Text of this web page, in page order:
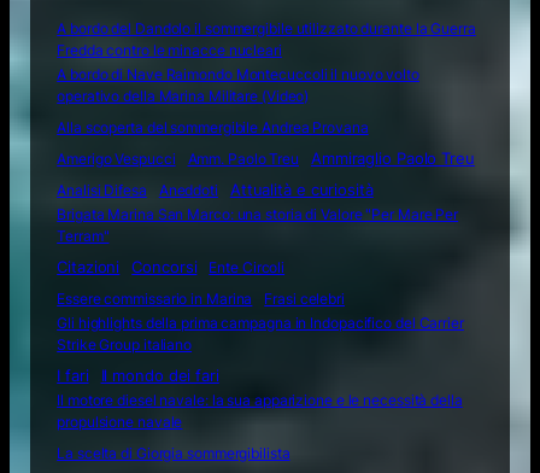
A bordo del Dandolo il sommergibile utilizzato durante la Guerra
Fredda contro le minacce nucleari
A bordo di Nave Raimondo Montecuccoli il nuovo volto
operativo della Marina Militare (Video)
Alla scoperta del sommergibile Andrea Provana
Amerigo Vespucci
Amm. Paolo Treu
Ammiraglio Paolo Treu
Analisi Difesa
Aneddoti Attualità e curiosità
Brigata Marina San Marco: una storia di Valore "Per Mare Per
Terram"
Citazioni
Concorsi
Ente Circoli
Essere commissario in Marina
Frasi celebri
Gli highlights della prima campagna in Indopacifico del Carrier
Strike Group italiano
I fari
Il mondo dei fari
Il motore diesel navale: la sua apparizione e le necessità della
propulsione navale
La scelta di Giorgia sommergibilista